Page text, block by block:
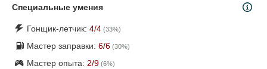
Специальные умения
Гонщик-летчик: 4/4 (33%)
Мастер заправки: 6/6 (30%)
Мастер опыта: 2/9 (6%)